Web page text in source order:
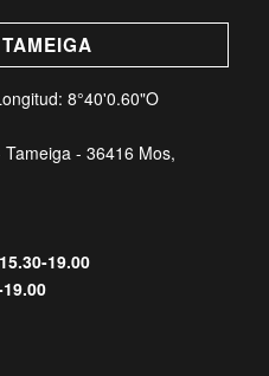
8°40'0.60"O
- 36416 Mos,
19.00